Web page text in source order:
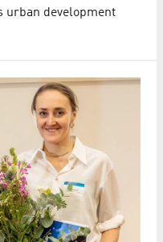
urban development